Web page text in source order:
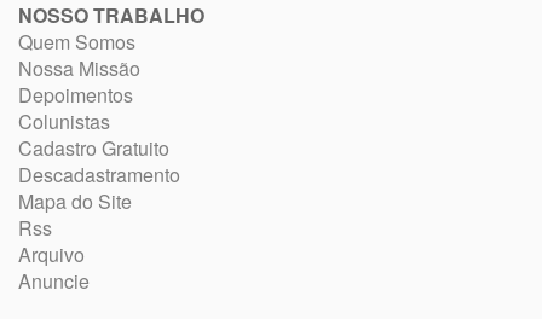
NOSSO TRABALHO
Quem Somos
Nossa Missão
Depoimentos
Colunistas
Cadastro Gratuito
Descadastramento
Mapa do Site
Rss
Arquivo
Anuncie